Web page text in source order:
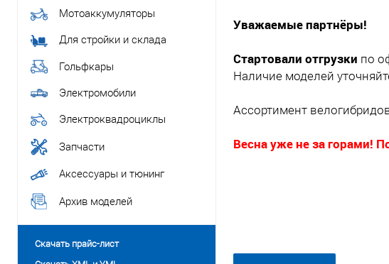
Мотоаккумуляторы
Для стройки и склада
Гольфкары
Электромобили
Электроквадроциклы
Запчасти
Аксессуары и тюнинг
Архив моделей
Скачать прайс-лист
Уважаемые партнёры!
Cтартовали отгрузки по
Наличие моделей
Ассортимент
Весна уже не за горами!